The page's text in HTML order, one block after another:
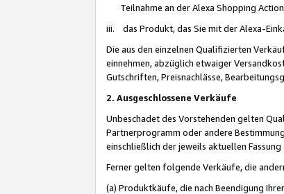
Teilnahme an der Alexa Shopping
iii. das Produkt, das Sie mit der Alexa-
Die aus den einzelnen Qualifizierten
einnehmen, abzüglich etwaiger
Gutschriften, Preisnachlässe,
2. Ausgeschlossene Verkäufe
Unbeschadet des Vorstehenden gelten
Partnerprogramm oder andere
einschließlich der jeweils aktuellen Fassung
Ferner gelten folgende Verkäufe, die
(a) Produktkäufe, die nach Beendigung Ihrer